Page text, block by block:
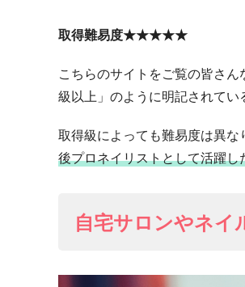
取得難易度★★★★★
こちらのサイトをご覧の皆さ
級以上」のように明記されてい
取得級によっても難易度は異な
後プロネイリストとして活躍
自宅サロンやネイ